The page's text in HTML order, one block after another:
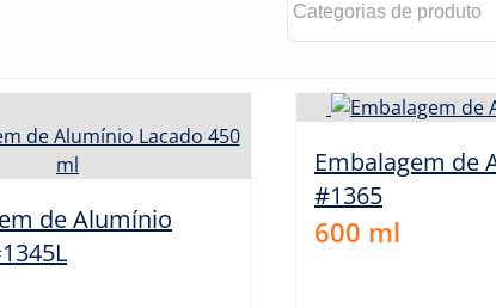
de Alumínio
Embalagem de
#1365
600 ml